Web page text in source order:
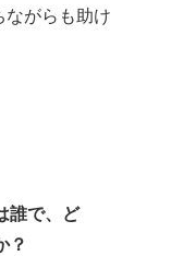
ながらも助け
誰で、ど
？